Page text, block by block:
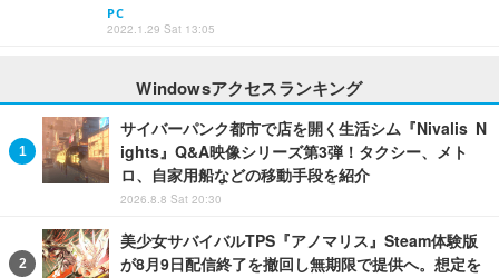
PC
2022.1.29 Sat 13:05
Windowsアクセスランキング
サイバーパンク都市で店を開く生活シム『Nivalis N
ights』Q&A映像シリーズ第3弾！タクシー、メト
ロ、自家用船などの移動手段を紹介
2026.8.8 Sat 20:30
美少女サバイバルTPS『アノマリス』Steam体験版
が8月9日配信終了を撤回し無期限で提供へ。想定を